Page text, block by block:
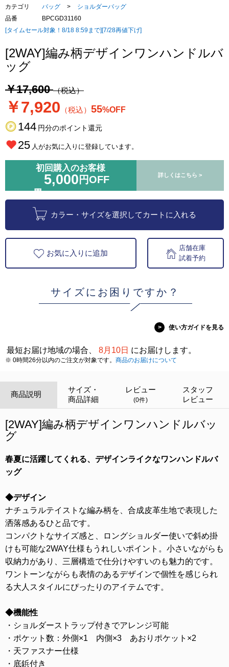
カテゴリ
バッグ >
ショルダーバッグ
品番
BPCGD31160
[タイムセール対象！8/18 8:59まで][7/28再値下げ]
[2WAY]編み柄デザインワンハンドルバ
ッグ
￥17,600（税込）
￥7,920 （税込） 55%OFF
144 円分のポイント還元
25 人がお気に入りに登録しています。
初回購入のお客様
5,000 円OFF 詳しくはこちら >
カラー・サイズを選択してカートに入れる
お気に入りに追加
店舗在庫
試着予約
サイズにお困りですか？
> 使い方ガイドを見る
最短お届け地域の場合、 8月10日 にお届けします。
※ 0時間26分以内のご注文が対象です。 商品のお届けについて
商品説明
サイズ・
商品詳細
レビュー
(0件)
スタッフ
レビュー
[2WAY]編み柄デザインワンハンドルバッ
グ
春夏に活躍してくれる、デザインライクなワンハンドルバ
ッグ
◆デザイン
ナチュラルテイストな編み柄を、合成皮革生地で表現した
洒落感あるひと品です。
コンパクトなサイズ感と、ロングショルダー使いで斜め掛
けも可能な2WAY仕様もうれしいポイント。小さいながらも
収納力があり、三層構造で仕分けやすいのも魅力的です。
ワントーンながらも表情のあるデザインで個性を感じられ
る大人スタイルにぴったりのアイテムです。
◆機能性
・ショルダーストラップ付きでアレンジ可能
・ポケット数：外側×1 内側×3 あおりポケット×2
・天ファスナー仕様
・底鋲付き